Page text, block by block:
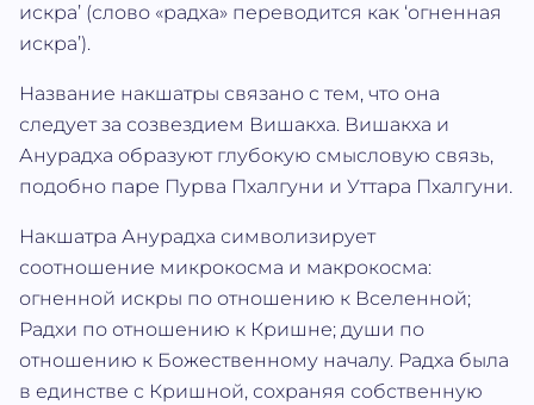
искра’ (слово «радха» переводится как ‘огненная
искра’).
Название накшатры связано с тем, что она
следует за созвездием Вишакха. Вишакха и
Анурадха образуют глубокую смысловую связь,
подобно паре Пурва Пхалгуни и Уттара Пхалгуни.
Накшатра Анурадха символизирует
соотношение микрокосма и макрокосма:
огненной искры по отношению к Вселенной;
Радхи по отношению к Кришне; души по
отношению к Божественному началу. Радха была
в единстве с Кришной, сохраняя собственную